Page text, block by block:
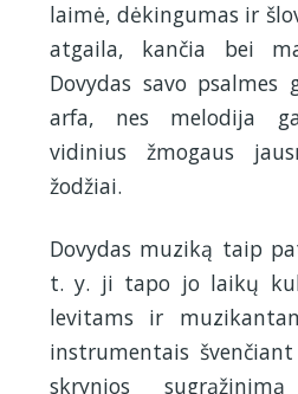
laimė, dėkingumas ir
atgaila, kančia bei
Dovydas savo psalmes
arfa, nes melodija
vidinius žmogaus
žodžiai.
Dovydas muziką taip
t. y. ji tapo jo laikų
levitams ir
instrumentais
skrynios